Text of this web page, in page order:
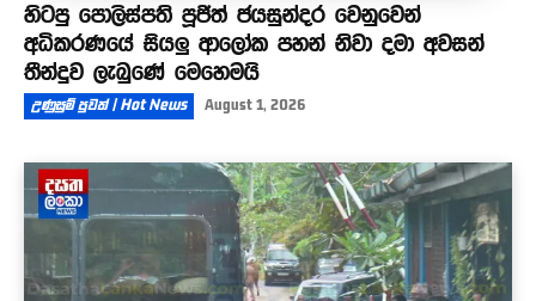
හිටපු පොලිස්පති පූජිත් ජයසුන්දර වෙනුවෙන්
අධිකරණයේ සියලු ආලෝක පහන් නිවා දමා අවසන්
තීන්දුව ලැබුණේ මෙහෙමයි
උණුසුම් පුවත් | Hot News August 1, 2026